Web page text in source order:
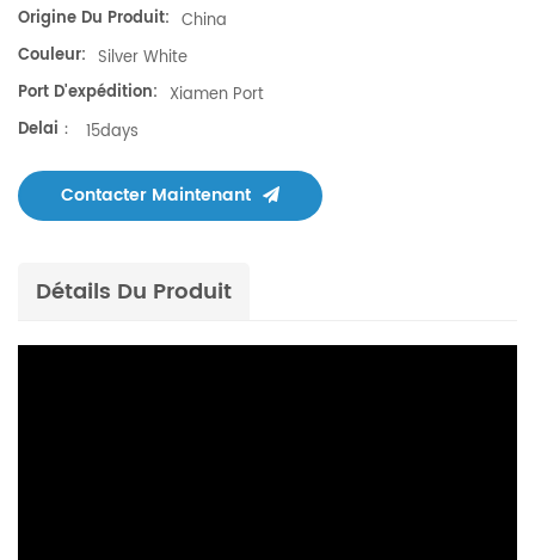
Origine Du Produit: China
Couleur: Silver White
Port D'expédition: Xiamen Port
Delai：
15days
Contacter Maintenant
Détails Du Produit